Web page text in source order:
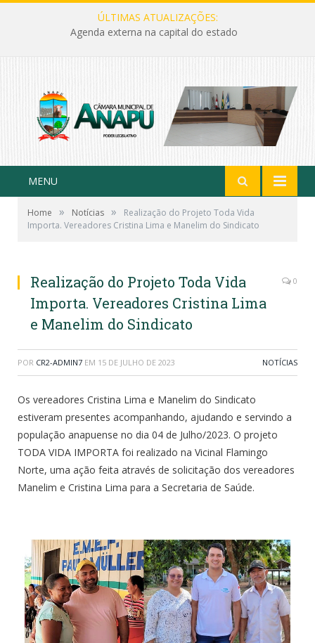
ÚLTIMAS ATUALIZAÇÕES:
Agenda externa na capital do estado
MENU
Home » Notícias »
Realização do Projeto Toda Vida
Importa. Vereadores Cristina Lima e Manelim do Sindicato
Realização do Projeto Toda Vida
Importa. Vereadores Cristina Lima
e Manelim do Sindicato
0
POR CR2-ADMIN7 EM 15 DE JULHO DE 2023 NOTÍCIAS
Os vereadores Cristina Lima e Manelim do Sindicato
estiveram presentes acompanhando, ajudando e servindo a
população anapuense no dia 04 de Julho/2023. O projeto
TODA VIDA IMPORTA foi realizado na Vicinal Flamingo
Norte, uma ação feita através de solicitação dos vereadores
Manelim e Cristina Lima para a Secretaria de Saúde.